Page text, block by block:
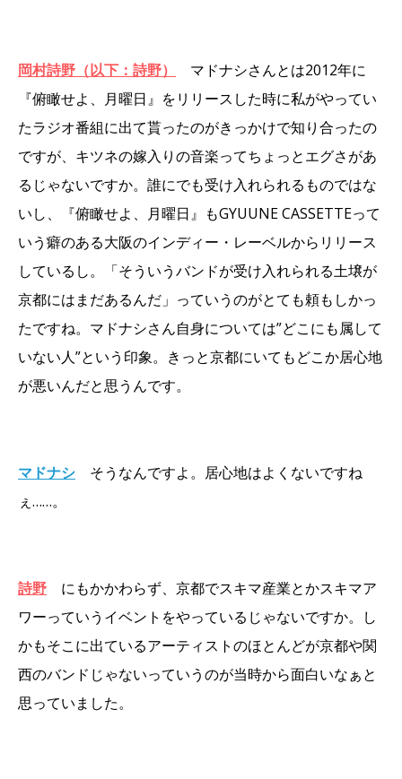
岡村詩野（以下：詩野）
マドナシさんとは2012年に
『俯瞰せよ、月曜日』をリリースした時に私がやってい
たラジオ番組に出て貰ったのがきっかけで知り合ったの
ですが、キツネの嫁入りの音楽ってちょっとエグさがあ
るじゃないですか。誰にでも受け入れられるものではな
いし、『俯瞰せよ、月曜日』もGYUUNE CASSETTEって
いう癖のある大阪のインディー・レーベルからリリース
しているし。「そういうバンドが受け入れられる土壌が
京都にはまだあるんだ」っていうのがとても頼もしかっ
たですね。マドナシさん自身については”どこにも属して
いない人”という印象。きっと京都にいてもどこか居心地
が悪いんだと思うんです。
マドナシ
そうなんですよ。居心地はよくないですね
ぇ……。
詩野
にもかかわらず、京都でスキマ産業とかスキマア
ワーっていうイベントをやっているじゃないですか。し
かもそこに出ているアーティストのほとんどが京都や関
西のバンドじゃないっていうのが当時から面白いなぁと
思っていました。